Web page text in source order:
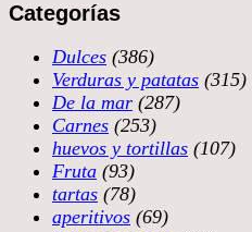
Categorías
Dulces (386)
Verduras y patatas (315)
De la mar (287)
Carnes (253)
huevos y tortillas (107)
Fruta (93)
tartas (78)
aperitivos (69)